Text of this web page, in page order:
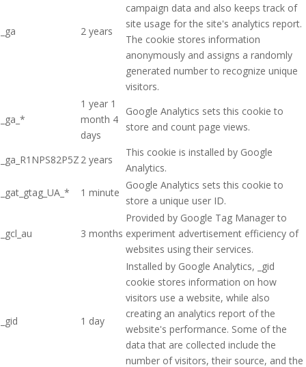
_ga 2 years
campaign data and also keeps track of
site usage for the site's analytics report.
The cookie stores information
anonymously and assigns a randomly
generated number to recognize unique
visitors.
_ga_*
1 year 1
month 4
days
Google Analytics sets this cookie to
store and count page views.
_ga_R1NPS82P5Z 2 years
This cookie is installed by Google
Analytics.
_gat_gtag_UA_*
1 minute
Google Analytics sets this cookie to
store a unique user ID.
_gcl_au 3 months
Provided by Google Tag Manager to
experiment advertisement efficiency of
websites using their services.
_gid 1 day
Installed by Google Analytics, _gid
cookie stores information on how
visitors use a website, while also
creating an analytics report of the
website's performance. Some of the
data that are collected include the
number of visitors, their source, and the